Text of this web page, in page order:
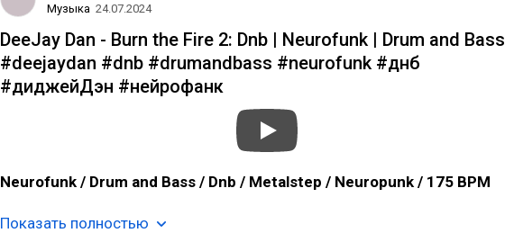
Музыка 24.07.2024
DeeJay Dan - Burn the Fire 2: Dnb | Neurofunk | Drum and Bass
#deejaydan #dnb #drumandbass #neurofunk #днб
#диджейДэн #нейрофанк
Neurofunk / Drum and Bass / Dnb / Metalstep / Neuropunk / 175 BPM
Показать полностью